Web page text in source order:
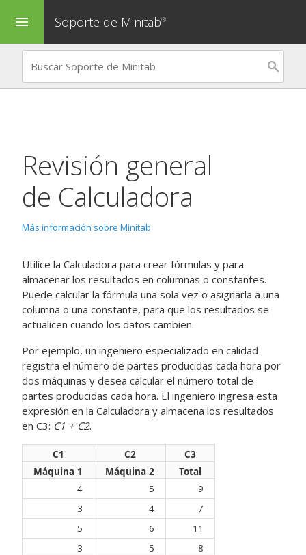
menu Soporte de Minitab®
Revisión general
de Calculadora
Más información sobre Minitab
Utilice la Calculadora para crear fórmulas y para
almacenar los resultados en columnas o constantes.
Puede calcular la fórmula una sola vez o asignarla a una
columna o una constante, para que los resultados se
actualicen cuando los datos cambien.
Por ejemplo, un ingeniero especializado en calidad
registra el número de partes producidas cada hora por
dos máquinas y desea calcular el número total de
partes producidas cada hora. El ingeniero ingresa esta
expresión en la Calculadora y almacena los resultados
en C3: C1 + C2.
C1 C2
C3
Máquina 1
Máquina 2
Total
4
5
9
3
4
7
5
6
11
3
5 8